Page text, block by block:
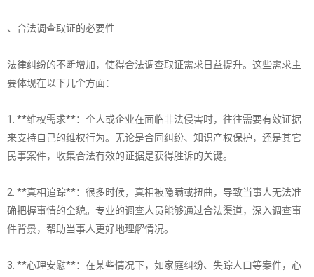
、合法调查取证的必要性
法律纠纷的不断增加，使得合法调查取证需求日益提升。这些需求主
要体现在以下几个方面：
1. **维权需求**：个人或企业在面临非法侵害时，往往需要有效证据
来支持自己的维权行为。无论是合同纠纷、知识产权保护，还是其它
民事案件，收集合法有效的证据是获得胜诉的关键。
2. **真相追踪**：很多时候，真相被隐瞒或扭曲，导致当事人无法准
确把握事情的全貌。专业的调查人员能够通过合法渠道，深入调查事
件背景，帮助当事人更好地理解情况。
3. **心理安慰**：在某些情况下，如家庭纠纷、失踪人口等案件，心